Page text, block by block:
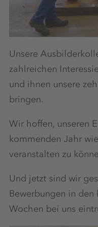
Unsere
zahlreichen
und ihnen unsere
bringen.
Wir hoffen, unseren
kommenden Jahr
veranstalten zu
Und jetzt sind wir
Bewerbungen in den
Wochen bei uns